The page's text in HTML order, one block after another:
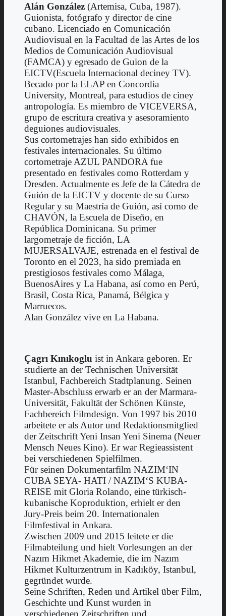
Alán González (Artemisa, Cuba, 1987).
Guionista, fotógrafo y director de cine
cubano. Licenciado en Comunicación
Audiovisual en la Facultad de las Artes de los
Medios de Comunicación Audiovisual
(FAMCA) y egresado de Guion de la
EICTV(Escuela Internacional deciney TV).
Becado por la ELAP en Concordia
University, Montreal, para estudios de ciney
antropología. Es miembro de VICEVERSA,
grupo de escritura creativa y asesoramiento
deguiones audiovisuales.
Sus cortometrajes han sido exhibidos en
festivales internacionales. Su último
cortometraje AZUL PANDORA fue
presentado en festivales como Rotterdam y
Dresden. Actualmente es Jefe de la Cátedra de
Guión de la EICTV y docente de su Curso
Regular y su Maestría de Guión, así como de
CHAVÓN, la Escuela de Diseño, en
República Dominicana. Su primer
largometraje de ficción, LA
MUJERSALVAJE, estrenada en el festival de
Toronto en el 2023, ha sido premiada en
prestigiosos festivales como Málaga,
BuenosAires y La Habana, así como en Perú,
Brasil, Costa Rica, Panamá, Bélgica y
Marruecos.
Alan González vive en La Habana.
Çagrı Kınıkoglu ist in Ankara geboren. Er
studierte an der Technischen Universität
Istanbul, Fachbereich Stadtplanung. Seinen
Master-Abschluss erwarb er an der Marmara-
Universität, Fakultät der Schönen Künste,
Fachbereich Filmdesign. Von 1997 bis 2010
arbeitete er als Autor und Redaktionsmitglied
der Zeitschrift Yeni Insan Yeni Sinema (Neuer
Mensch Neues Kino). Er war Regieassistent
bei verschiedenen Spielfilmen.
Für seinen Dokumentarfilm NAZIM‘IN
CUBA SEYA- HATI / NAZIM‘S KUBA-
REISE mit Gloria Rolando, eine türkisch-
kubanische Koproduktion, erhielt er den
Jury-Preis beim 20. Internationalen
Filmfestival in Ankara.
Zwischen 2009 und 2015 leitete er die
Filmabteilung und hielt Vorlesungen an der
Nazım Hikmet Akademie, die im Nazım
Hikmet Kulturzentrum in Kadıköy, Istanbul,
gegründet wurde.
Seine Schriften, Reden und Artikel über Film,
Geschichte und Kunst wurden in
verschiedenen Zeitschriften und